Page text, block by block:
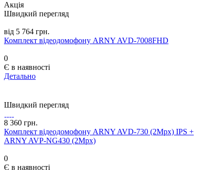
Акція
Швидкий перегляд
від 5 764 грн.
Комплект відеодомофону ARNY AVD-7008FHD
0
Є в наявності
Детально
Швидкий перегляд
8 360 грн.
Комплект відеодомофону ARNY AVD-730 (2Mpx) IPS +
ARNY AVP-NG430 (2Mpx)
0
Є в наявності